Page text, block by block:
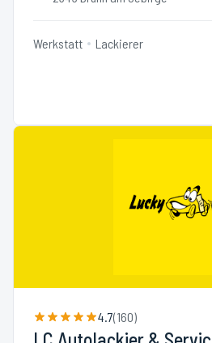
Werkstatt Lackierer
4.7(160)